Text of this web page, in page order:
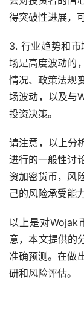
得突破性进展，
3. 行业趋势和
场是高度波动的
情况、政策法规
场波动，以及与
投资决策。
请注意，以上分
进行的一般性讨
资加密货币，风
己的风险承受能
以上是对Wojak
意，本文提供的
准确预测。在做
研和风险评估。